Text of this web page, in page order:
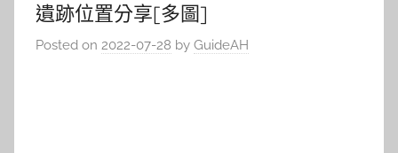
遺跡位置分享[多圖]
Posted on 2022-07-28 by GuideAH